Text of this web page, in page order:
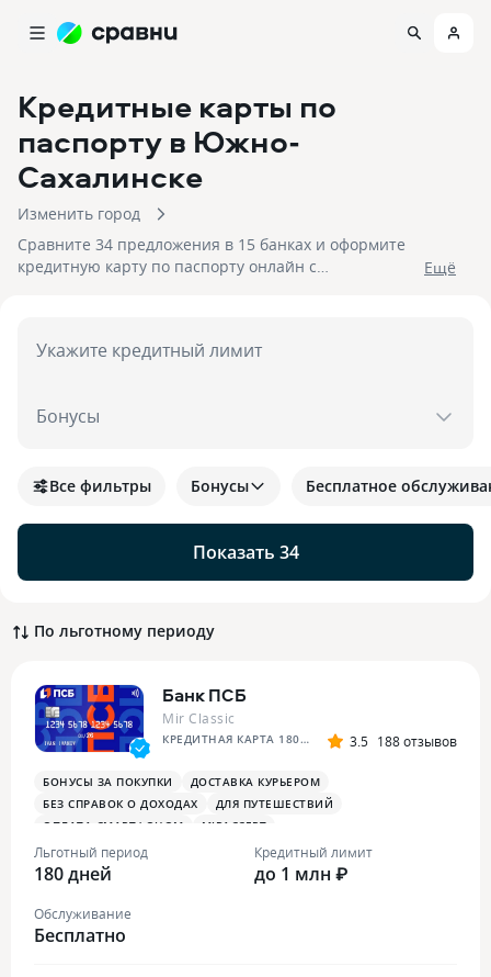
Кредитные карты по
паспорту в Южно-
Сахалинске
Изменить город
Сравните 34 предложения в 15 банках и оформите
кредитную карту по паспорту онлайн с
Eщё
Укажите кредитный лимит
Бонусы
Показать 34
Все фильтры Бонусы Бесплатное
По льготному периоду
Банк ПСБ
Mir Classic
КРЕДИТНАЯ КАРТА 180 ДНЕЙ БЕЗ % 3.5 188 отзывов
БОНУСЫ ЗА ПОКУПКИ
ДОСТАВКА КУРЬЕРОМ
БЕЗ СПРАВОК О ДОХОДАХ
ДЛЯ ПУТЕШЕСТВИЙ
ОПЛАТА СМАРТФОНОМ
MIRACCEPT
БОНУСЫ ЗА МЕДИЦИНСКИЕ УСЛУГИ
Льготный период
180 дней
Кредитный лимит
до 1 млн ₽
Обслуживание
Бесплатно